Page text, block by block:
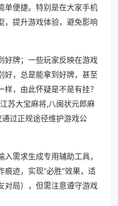
单便捷。特别是在大家手机
，提升游戏体验，避免影响
好牌；一些玩家反映在游戏
好，总是能拿到好牌，甚至
，由此怀疑是不是有挂？
苏大宝麻将,八闽状元郎麻
过正规途径维护游戏公
需求生成专用辅助工具，
迹，实现“必胜”效果，适
对局），但需注意遵守游戏